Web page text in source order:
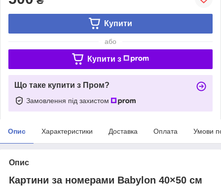
Купити
або
Купити з
Що таке купити з Пром?
Замовлення під захистом
Опис Характеристики Доставка Оплата Умови
Опис
Картини за номерами Babylon 40×50 см